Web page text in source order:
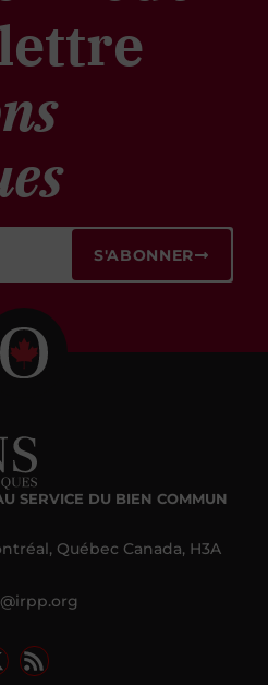
S'ABONNER
SERVICE DU BIEN COMMUN
Québec Canada, H3A